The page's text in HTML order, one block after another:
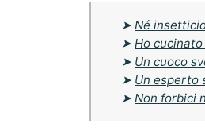
➤Né
➤Ho
➤ Un cuoco
➤ Un esperto
➤Non forbici